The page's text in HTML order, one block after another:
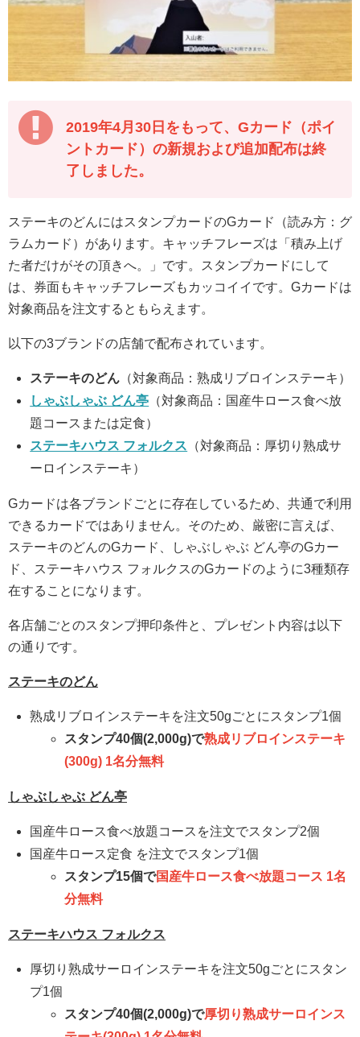
2019年4月30日をもって、Gカード（ポイ
ントカード）の新規および追加配布は終
了しました。
ステーキのどんにはスタンプカードのGカード（読み方：グ
ラムカード）があります。キャッチフレーズは「積み上げ
た者だけがその頂きへ。」です。スタンプカードにして
は、券面もキャッチフレーズもカッコイイです。Gカードは
対象商品を注文するともらえます。
以下の3ブランドの店舗で配布されています。
ステーキのどん （対象商品：熟成リブロインステーキ）
しゃぶしゃぶ どん亭 （対象商品：国産牛ロース食べ放
題コースまたは定食）
ステーキハウス フォルクス （対象商品：厚切り熟成サ
ーロインステーキ）
Gカードは各ブランドごとに存在しているため、共通で利用
できるカードではありません。そのため、厳密に言えば、
ステーキのどんのGカード、しゃぶしゃぶ どん亭のGカー
ド、ステーキハウス フォルクスのGカードのように3種類存
在することになります。
各店舗ごとのスタンプ押印条件と、プレゼント内容は以下
の通りです。
ステーキのどん
熟成リブロインステーキを注文50gごとにスタンプ1個
スタンプ40個(2,000g)で熟成リブロインステーキ
(300g) 1名分無料
しゃぶしゃぶ どん亭
国産牛ロース食べ放題コースを注文でスタンプ2個
国産牛ロース定食 を注文でスタンプ1個
スタンプ15個で国産牛ロース食べ放題コース 1名
分無料
ステーキハウス フォルクス
厚切り熟成サーロインステーキを注文50gごとにスタン
プ1個
スタンプ40個(2,000g)で厚切り熟成サーロインス